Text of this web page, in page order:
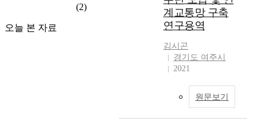
(2)
오늘 본 자료
계교통망 구축
연구용역
김시곤
경기도 여주시
2021
원문보기